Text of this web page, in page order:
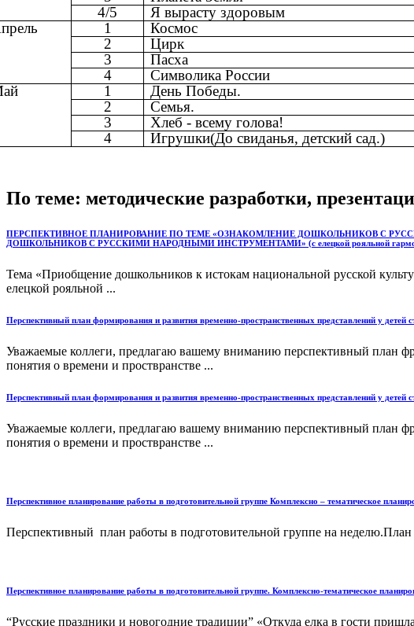
4/5
Я вырасту здоровым
1
Космос
2
Цирк
3
Пасха
4
Символика России
1
День Победы.
2
Семья.
3
Хлеб - всему голова!
4
Игрушки(До свиданья, детский сад.)
По теме: методические разработки,
ПЕРСПЕКТИВНОЕ ПЛАНИРОВАНИЕ ПО ТЕМЕ «ОЗНАКОМЛЕНИЕ ДОШКОЛЬНИКОВ С
ДОШКОЛЬНИКОВ С РУССКИМИ НАРОДНЫМИ ИНСТРУМЕНТАМИ» (с елецкой рояльной
Тема «Приобщение дошкольников к истокам национальной русской
елецкой рояльной ...
Перспективный план формирования и развития временно-пространственных представлений у
Уважаемые коллеги, предлагаю вашему вниманию перспективный план
понятия о времени и проствранстве ...
Перспективный план формирования и развития временно-пространственных представлений у
Уважаемые коллеги, предлагаю вашему вниманию перспективный план
понятия о времени и проствранстве ...
Перспективное планирование работы в подготовительной группе Комплексно – тематическое
Перспективный план работы в подготовительной группе на
Перспективное планирование работы в подготовительной группе. Комплексно-тематическое
“Русские праздники и новогодние традиции” «Откуда елка в гости